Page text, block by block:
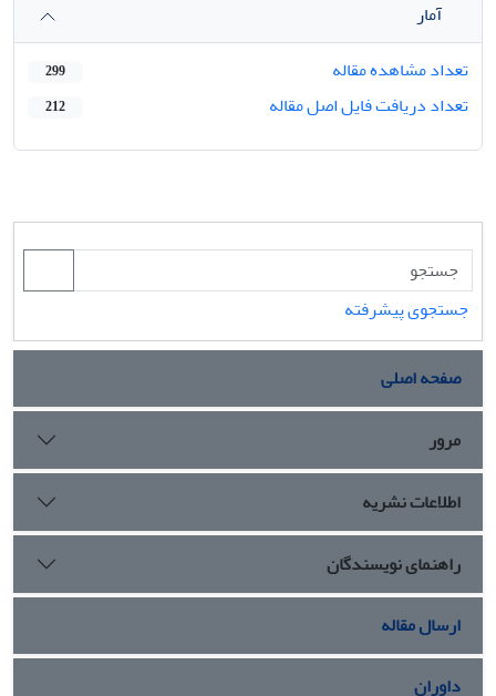
آمار
تعداد مشاهده مقاله
299
تعداد دریافت فایل اصل مقاله 212
جستجوی پیشرفته
صفحه اصلی
مرور
اطلاعات نشریه
راهنمای نویسندگان
ارسال مقاله
داوران